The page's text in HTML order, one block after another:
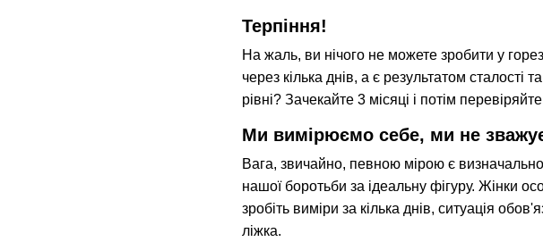
Терпіння!
На жаль, ви нічого не можете зробити у
через кілька днів, а є результатом
рівні? Зачекайте 3 місяці і потім
Ми вимірюємо себе, ми не
Вага, звичайно, певною мірою є
нашої боротьби за ідеальну фігуру. Жінки
зробіть виміри за кілька днів, ситуація
ліжка.